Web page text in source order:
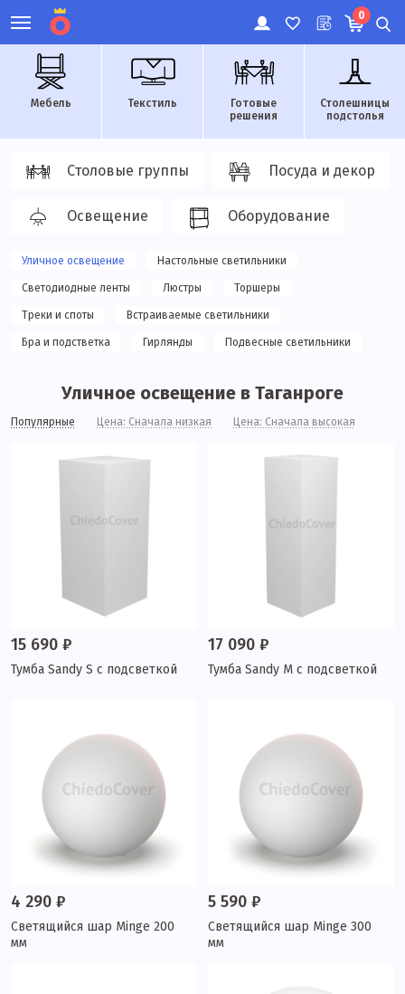
0
Мебель Текстиль
Готовые
решения
Столешницы
подстолья
Столовые группы Посуда и декор
Освещение Оборудование
Уличное освещение Настольные светильники
Светодиодные ленты Люстры Торшеры
Треки и споты Встраиваемые светильники
Бра и подстветка Гирлянды Подвесные светильники
Уличное освещение в Таганроге
Популярные Цена: Сначала низкая Цена: Сначала высокая
15 690 ₽
Тумба Sandy S с подсветкой
17 090 ₽
Тумба Sandy M с подсветкой
4 290 ₽
Светящийся шар Minge 200
мм
5 590 ₽
Светящийся шар Minge 300
мм